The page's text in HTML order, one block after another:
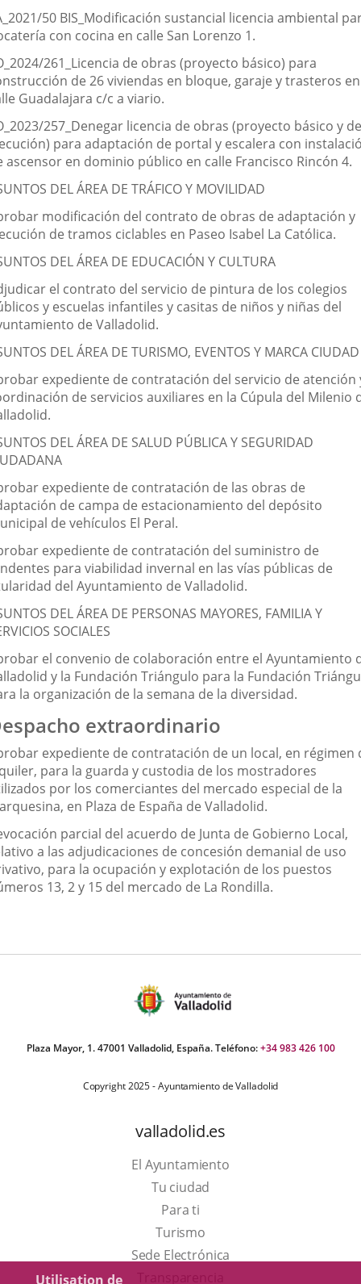
Utilisation de
50 BIS_Modificación sustancial licencia ambiental
con cocina en calle San Lorenzo 1.
261_Licencia de obras (proyecto básico) para
de 26 viviendas en bloque, garaje y trasteros en
Guadalajara c/c a viario.
257_Denegar licencia de obras (proyecto básico y de
para adaptación de portal y escalera con
ascensor en dominio público en calle Francisco Rincón 4.
DEL ÁREA DE TRÁFICO Y MOVILIDAD
modificación del contrato de obras de adaptación y
de tramos ciclables en Paseo Isabel La Católica.
DEL ÁREA DE EDUCACIÓN Y CULTURA
el contrato del servicio de pintura de los colegios
y escuelas infantiles y casitas de niños y niñas del
de Valladolid.
DEL ÁREA DE TURISMO, EVENTOS Y MARCA CIUDAD
expediente de contratación del servicio de atención
de servicios auxiliares en la Cúpula del Milenio
DEL ÁREA DE SALUD PÚBLICA Y SEGURIDAD
expediente de contratación de las obras de
de campa de estacionamiento del depósito
de vehículos El Peral.
expediente de contratación del suministro de
para viabilidad invernal en las vías públicas de
del Ayuntamiento de Valladolid.
DEL ÁREA DE PERSONAS MAYORES, FAMILIA Y
SOCIALES
el convenio de colaboración entre el Ayuntamiento
y la Fundación Triángulo para la Fundación
la organización de la semana de la diversidad.
extraordinario
expediente de contratación de un local, en régimen
para la guarda y custodia de los mostradores
por los comerciantes del mercado especial de la
en Plaza de España de Valladolid.
parcial del acuerdo de Junta de Gobierno Local,
a las adjudicaciones de concesión demanial de uso
para la ocupación y explotación de los puestos
13, 2 y 15 del mercado de La Rondilla.
Plaza Mayor, 1. 47001 Valladolid, España. Teléfono:+34 983 426 100
Copyright 2025 - Ayuntamiento de Valladolid
valladolid.es
El Ayuntamiento
Tu ciudad
Para ti
TurismoEste
enlace
Sede Electrónica